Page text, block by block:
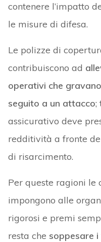
contenere l’impatto
le misure di difesa.
Le polizze di
contribuiscono ad
operativi che
seguito a un attacco;
assicurativo deve
redditività a fronte
di risarcimento.
Per queste ragioni le
impongono alle
rigorosi e premi
resta che soppesare